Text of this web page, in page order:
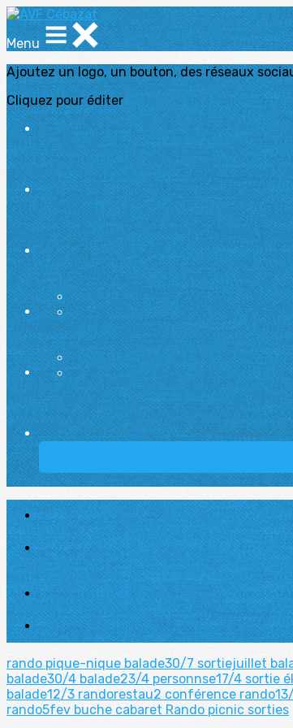
Menu
Ajoutez un logo, un bouton, des réseaux
Cliquez pour éditer
rando pique-nique balade30/7 sortiejuillet
balade30/4 balade23/4 personnse17/4 sortie
balade12/3 randorestau2 conférence
rando5fev buche cabaret Rando picnic sorties